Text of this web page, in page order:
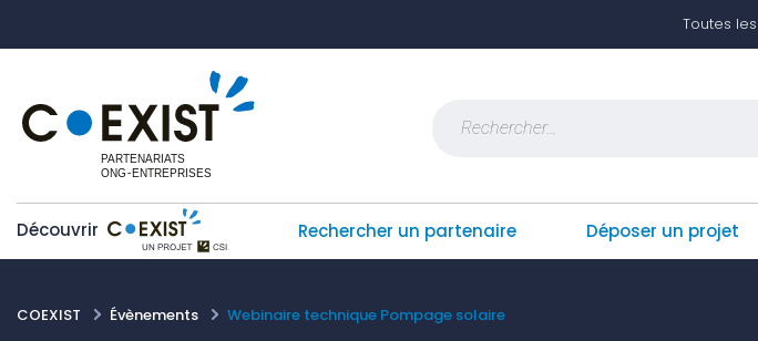
Toutes
Découvrir Rechercher un partenaire Déposer un projet
COEXIST Évènements Webinaire technique Pompage solaire